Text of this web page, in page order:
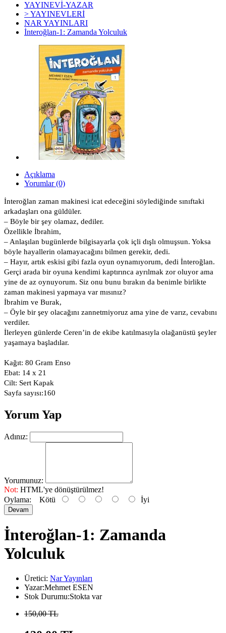
YAYINEVİ-YAZAR
> YAYINEVLERİ
NAR YAYINLARI
İnteroğlan-1: Zamanda Yolculuk
Açıklama
Yorumlar (0)
İnteroğlan zaman makinesi icat edeceğini söylediğinde sınıftaki
arkadaşları ona güldüler.
– Böyle bir şey olamaz, dediler.
Özellikle İbrahim,
– Anlaşılan bugünlerde bilgisayarla çok içli dışlı olmuşsun. Yoksa
böyle hayallerin olamayacağını bilmen gerekir, dedi.
– Hayır, artık eskisi gibi fazla oyun oynamıyorum, dedi İnteroğlan.
Gerçi arada bir oyuna kendimi kaptırınca ayrılmak zor oluyor ama
yine de az oynuyorum. Siz onu bunu bırakın da benimle birlikte
zaman makinesi yapmaya var mısınız?
İbrahim ve Burak,
– Öyle bir şey olacağını zannetmiyoruz ama yine de varız, cevabını
verdiler.
İlerleyen günlerde Ceren’in de ekibe katılmasıyla olağanüstü şeyler
yaşamaya başladılar.
Kağıt: 80 Gram Enso
Ebat: 14 x 21
Cilt: Sert Kapak
Sayfa sayısı:160
Yorum Yap
Adınız:
Yorumunuz:
Not: HTML'ye dönüştürülmez!
Oylama: Kötü İyi
Devam
İnteroğlan-1: Zamanda
Yolculuk
Üretici: Nar Yayınları
Yazar:Mehmet ESEN
Stok Durumu:Stokta var
150,00 TL